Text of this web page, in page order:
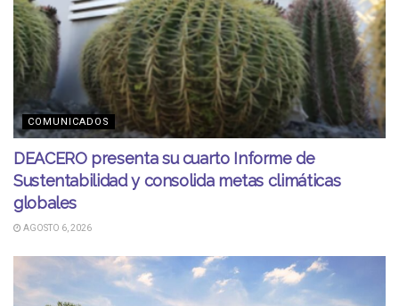
COMUNICADOS
DEACERO presenta su cuarto Informe de
Sustentabilidad y consolida metas climáticas
globales
AGOSTO 6, 2026